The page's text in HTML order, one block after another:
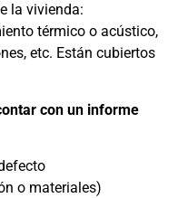
la vivienda:
térmico o acústico,
etc. Están cubiertos
con un informe
o materiales)